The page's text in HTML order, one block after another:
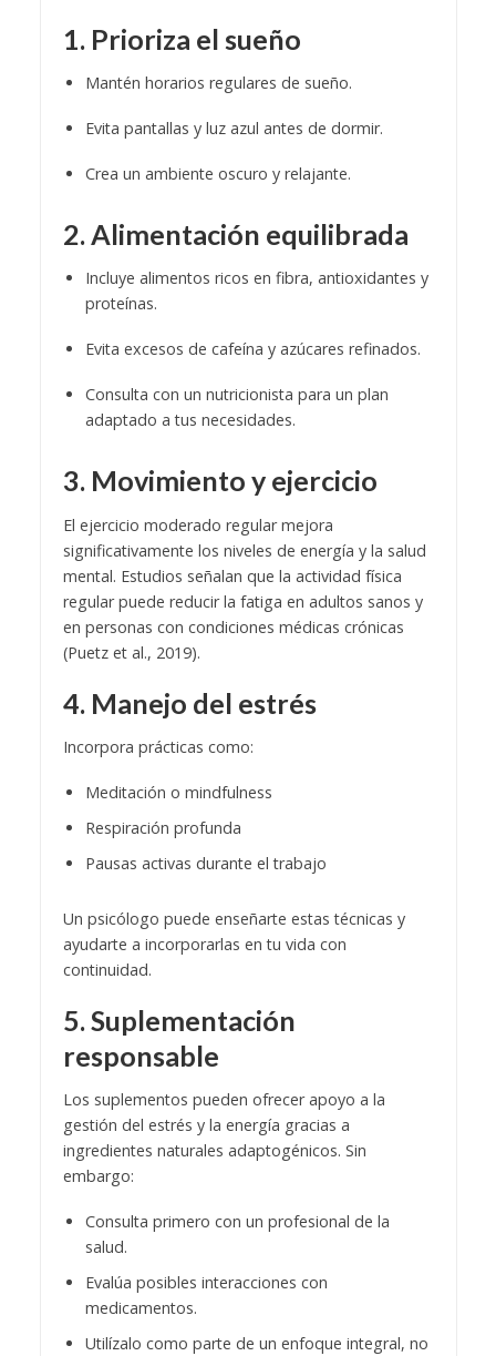
1. Prioriza el sueño
Mantén horarios regulares de sueño.
Evita pantallas y luz azul antes de dormir.
Crea un ambiente oscuro y relajante.
2. Alimentación equilibrada
Incluye alimentos ricos en fibra, antioxidantes y
proteínas.
Evita excesos de cafeína y azúcares refinados.
Consulta con un nutricionista para un plan
adaptado a tus necesidades.
3. Movimiento y ejercicio
El ejercicio moderado regular mejora
significativamente los niveles de energía y la salud
mental. Estudios señalan que la actividad física
regular puede reducir la fatiga en adultos sanos y
en personas con condiciones médicas crónicas
(Puetz et al., 2019).
4. Manejo del estrés
Incorpora prácticas como:
Meditación o mindfulness
Respiración profunda
Pausas activas durante el trabajo
Un psicólogo puede enseñarte estas técnicas y
ayudarte a incorporarlas en tu vida con
continuidad.
5. Suplementación
responsable
Los suplementos pueden ofrecer apoyo a la
gestión del estrés y la energía gracias a
ingredientes naturales adaptogénicos. Sin
embargo:
Consulta primero con un profesional de la
salud.
Evalúa posibles interacciones con
medicamentos.
Utilízalo como parte de un enfoque integral, no